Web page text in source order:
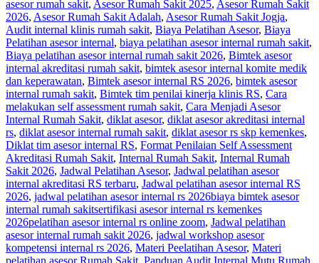
asesor rumah sakit, Asesor Rumah Sakit 2025, Asesor Rumah Sakit
2026, Asesor Rumah Sakit Adalah, Asesor Rumah Sakit Jogja,
Audit internal klinis rumah sakit, Biaya Pelatihan Asesor, Biaya
Pelatihan asesor internal, biaya pelatihan asesor internal rumah sakit,
Biaya pelatihan asesor internal rumah sakit 2026, Bimtek asesor
internal akreditasi rumah sakit, bimtek asesor internal komite medik
dan keperawatan, Bimtek asesor internal RS 2026, bimtek asesor
internal rumah sakit, Bimtek tim penilai kinerja klinis RS, Cara
melakukan self assessment rumah sakit, Cara Menjadi Asesor
Internal Rumah Sakit, diklat asesor, diklat asesor akreditasi internal
rs, diklat asesor internal rumah sakit, diklat asesor rs skp kemenkes,
Diklat tim asesor internal RS, Format Penilaian Self Assessment
Akreditasi Rumah Sakit, Internal Rumah Sakit, Internal Rumah
Sakit 2026, Jadwal Pelatihan Asesor, Jadwal pelatihan asesor
internal akreditasi RS terbaru, Jadwal pelatihan asesor internal RS
2026, jadwal pelatihan asesor internal rs 2026biaya bimtek asesor
internal rumah sakitsertifikasi asesor internal rs kemenkes
2026pelatihan asesor internal rs online zoom, Jadwal pelatihan
asesor internal rumah sakit 2026, jadwal workshop asesor
kompetensi internal rs 2026, Materi Peelatihan Asesor, Materi
pelatihan asesor Rumah Sakit, Panduan Audit Internal Mutu Rumah